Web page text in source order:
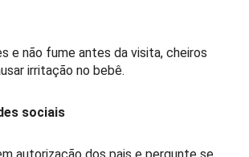
e não fume antes da visita, cheiros
irritação no bebê.
sociais